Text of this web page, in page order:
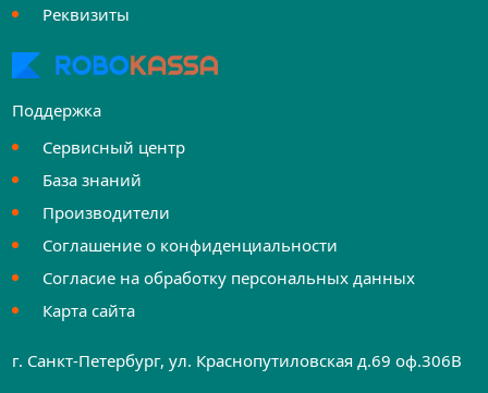
Реквизиты
Поддержка
Сервисный центр
База знаний
Производители
Соглашение о конфиденциальности
Согласие на обработку персональных данных
Карта сайта
г. Санкт-Петербург, ул. Краснопутиловская д.69 оф.306B